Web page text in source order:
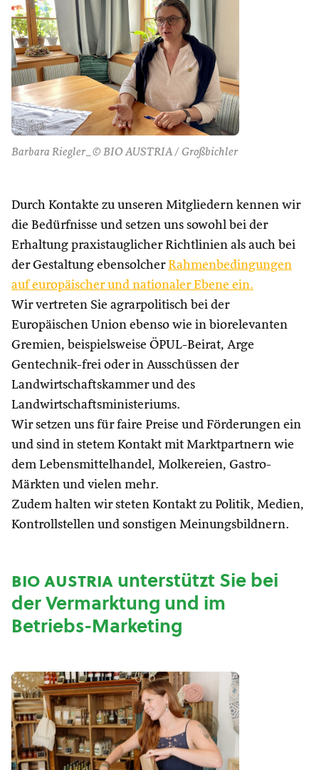
Barbara Riegler_© BIO AUSTRIA / Großbichler
Durch Kontakte zu unseren Mitgliedern kennen wir
die Bedürfnisse und setzen uns sowohl bei der
Erhaltung praxistauglicher Richtlinien als auch bei
der Gestaltung ebensolcher Rahmenbedingungen
auf europäischer und nationaler Ebene ein.
Wir vertreten Sie agrarpolitisch bei der
Europäischen Union ebenso wie in biorelevanten
Gremien, beispielsweise ÖPUL-Beirat, Arge
Gentechnik-frei oder in Ausschüssen der
Landwirtschaftskammer und des
Landwirtschaftsministeriums.
Wir setzen uns für faire Preise und Förderungen ein
und sind in stetem Kontakt mit Marktpartnern wie
dem Lebensmittelhandel, Molkereien, Gastro-
Märkten und vielen mehr.
Zudem halten wir steten Kontakt zu Politik, Medien,
Kontrollstellen und sonstigen Meinungsbildnern.
bio austriaunterstützt Sie bei
der Vermarktung und im
Betriebs-Marketing